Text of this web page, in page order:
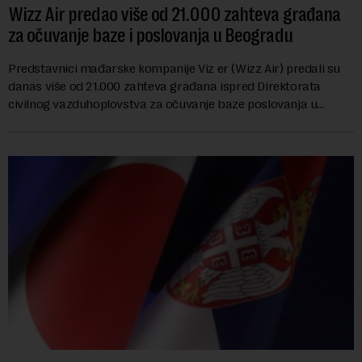
Wizz Air predao više od 21.000 zahteva građana
za očuvanje baze i poslovanja u Beogradu
Predstavnici mađarske kompanije Viz er (Wizz Air) predali su
danas više od 21.000 zahteva građana ispred Direktorata
civilnog vazduhoplovstva za očuvanje baze poslovanja u